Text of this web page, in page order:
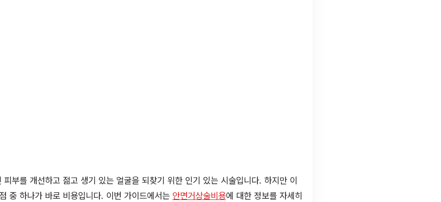
부를 개선하고 젊고 생기 있는 얼굴을 되찾기 위한 인기 있는 시술입니다. 하지만 이
중 하나가 바로 비용입니다. 이번 가이드에서는 안면거상술비용에 대한 정보를 자세히